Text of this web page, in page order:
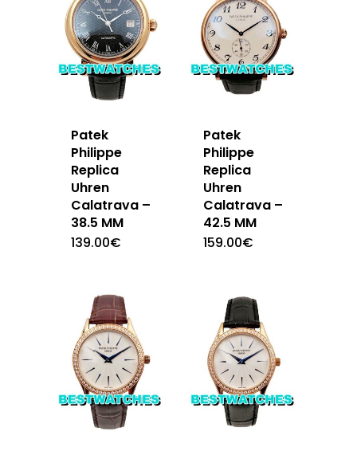
Patek
Philippe
Replica
Uhren
Calatrava –
38.5 MM
139.00€
Patek
Philippe
Replica
Uhren
Calatrava –
42.5 MM
159.00€